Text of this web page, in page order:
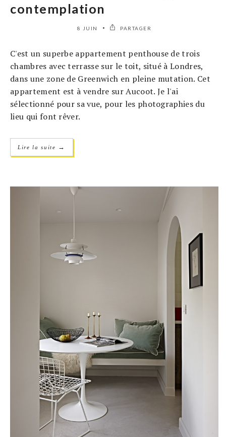
contemplation
8 JUIN PARTAGER
C'est un superbe appartement penthouse de trois
chambres avec terrasse sur le toit, situé à Londres,
dans une zone de Greenwich en pleine mutation. Cet
appartement est à vendre sur Aucoot. Je l'ai
sélectionné pour sa vue, pour les photographies du
lieu qui font rêver.
Lire la suite →